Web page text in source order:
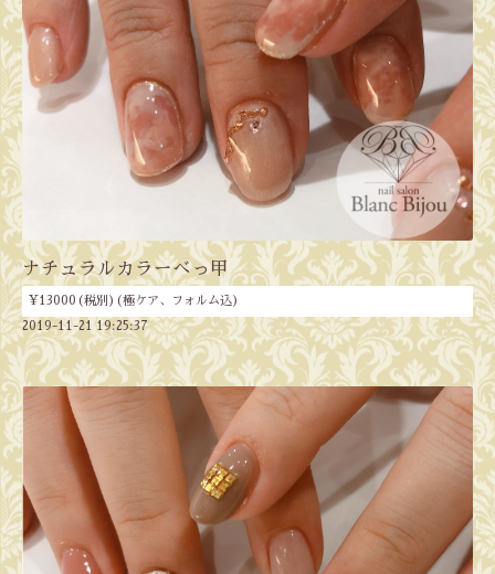
ナチュラルカラーべっ甲
¥13000(税別)(極ケア、フォルム込)
2019-11-21 19:25:37